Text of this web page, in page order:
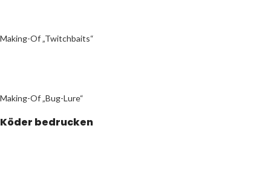
Making-Of „Twitchbaits“
Making-Of „Bug-Lure“
Köder bedrucken